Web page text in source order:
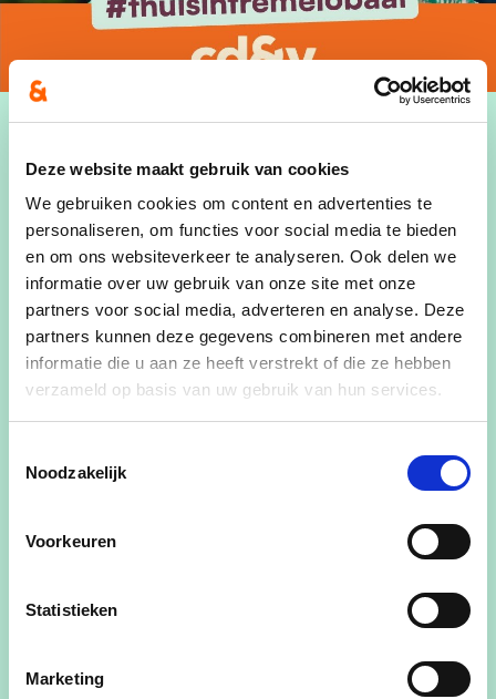
Deze website maakt gebruik van cookies
We gebruiken cookies om content en advertenties te
personaliseren, om functies voor social media te bieden
en om ons websiteverkeer te analyseren. Ook delen we
informatie over uw gebruik van onze site met onze
partners voor social media, adverteren en analyse. Deze
partners kunnen deze gegevens combineren met andere
informatie die u aan ze heeft verstrekt of die ze hebben
verzameld op basis van uw gebruik van hun services.
Noodzakelijk
Voorkeuren
Statistieken
Marketing
"Verlaag drempels voor
iedereen"
Wie is Vicky?
*53 jaar
*Mama van Bixenté
*Werkende in WZC Damiaan, DVC de
*Houdt van wandelen, tai-chi, terrasjes doen en
Wist je dat...
... ik opgegroeid ben in een ondernemersfamilie
en de dochter ben van Irene van platenwinkel